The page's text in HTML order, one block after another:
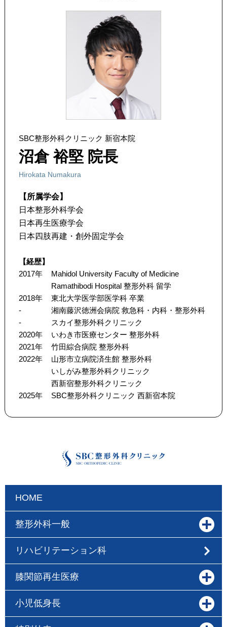
SBC整形外科クリニック 新宿本院
沼倉 裕堅 院長
Hirokata Numakura
【所属学会】
日本整形外科学会
日本再生医療学会
日本四肢再建・創外固定学会
【経歴】
2017年
Mahidol University Faculty of Medicine
Ramathibodi Hospital 整形外科 留学
2018年
東北大学医学部医学科 卒業
-
湘南藤沢徳洲会病院 救急科・内科・整形外科
-
スカイ整形外科クリニック
2020年
いわき市医療センター 整形外科
2021年
竹田綜合病院 整形外科
2022年
山形市立病院済生館 整形外科
いしがみ整形外科クリニック
西新宿整形外科クリニック
2025年
SBC整形外科クリニック 西新宿本院
HOME
整形外科一般
リハビリテーション科
膝関節再生医療
小児低身長